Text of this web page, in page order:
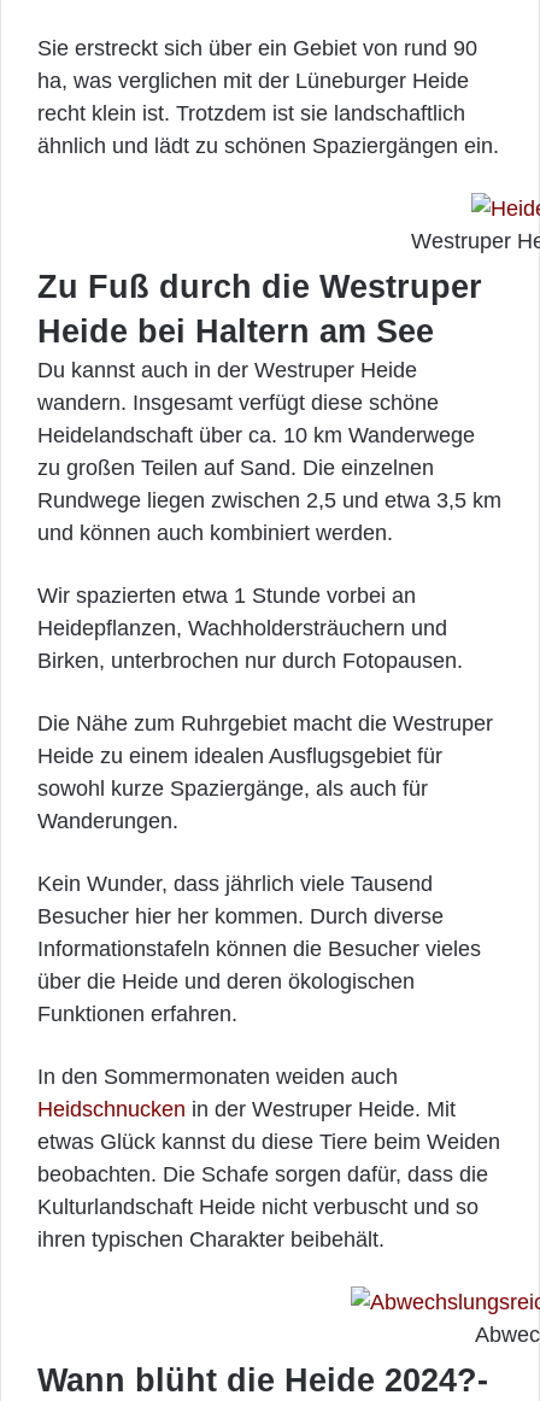
Sie erstreckt sich über ein Gebiet von rund 90
ha, was verglichen mit der Lüneburger Heide
recht klein ist. Trotzdem ist sie landschaftlich
ähnlich und lädt zu schönen Spaziergängen ein.
Westruper
Zu Fuß durch die Westruper
Heide bei Haltern am See
Du kannst auch in der Westruper Heide
wandern. Insgesamt verfügt diese schöne
Heidelandschaft über ca. 10 km Wanderwege
zu großen Teilen auf Sand. Die einzelnen
Rundwege liegen zwischen 2,5 und etwa 3,5 km
und können auch kombiniert werden.
Wir spazierten etwa 1 Stunde vorbei an
Heidepflanzen, Wachholdersträuchern und
Birken, unterbrochen nur durch Fotopausen.
Die Nähe zum Ruhrgebiet macht die Westruper
Heide zu einem idealen Ausflugsgebiet für
sowohl kurze Spaziergänge, als auch für
Wanderungen.
Kein Wunder, dass jährlich viele Tausend
Besucher hier her kommen. Durch diverse
Informationstafeln können die Besucher vieles
über die Heide und deren ökologischen
Funktionen erfahren.
In den Sommermonaten weiden auch
Heidschnucken in der Westruper Heide. Mit
etwas Glück kannst du diese Tiere beim Weiden
beobachten. Die Schafe sorgen dafür, dass die
Kulturlandschaft Heide nicht verbuscht und so
ihren typischen Charakter beibehält.
Wann blüht die Heide 2024?-